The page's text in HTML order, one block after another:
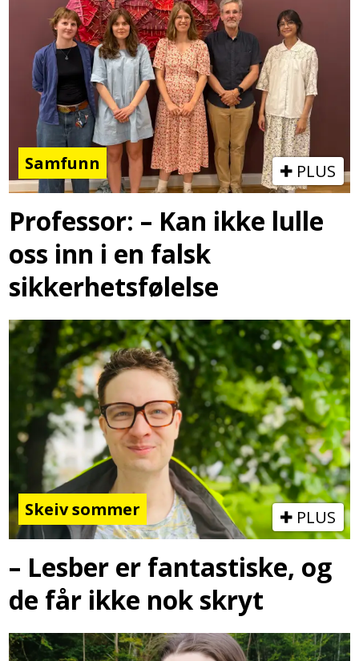
Samfunn PLUS
Professor: – Kan ikke lulle
oss inn i en falsk
sikkerhetsfølelse
Skeiv sommer PLUS
– Lesber er fantastiske, og
de får ikke nok skryt